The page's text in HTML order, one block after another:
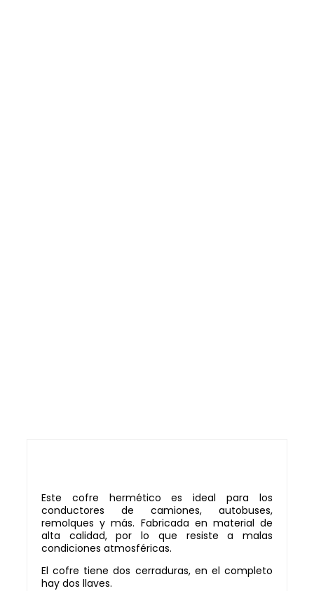
Este cofre hermético es ideal para los
conductores de camiones, autobuses,
remolques y más. Fabricada en material de
alta calidad, por lo que resiste a malas
condiciones atmosféricas.
El cofre tiene dos cerraduras, en el completo
hay dos llaves.